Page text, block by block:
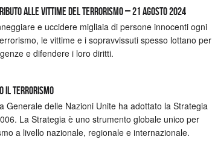
alle vittime del terrorismo – 21 agosto 2024
e uccidere migliaia di persone innocenti ogni
le vittime e i sopravvissuti spesso lottano per
e difendere i loro diritti.
il Terrorismo
Generale delle Nazioni Unite ha adottato la Strategia
La Strategia è uno strumento globale unico per
a livello nazionale, regionale e internazionale.